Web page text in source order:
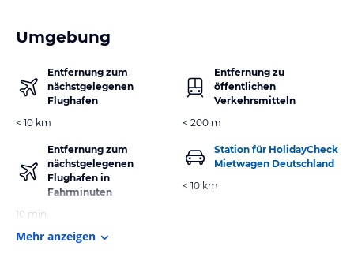
Umgebung
Entfernung zum
nächstgelegenen
Flughafen
< 10 km
Entfernung zum
nächstgelegenen
Flughafen in
Fahrminuten
10 min
Entfernung zu
öffentlichen
Verkehrsmitteln
< 200 m
Station für HolidayCheck
Mietwagen Deutschland
< 10 km
Mehr anzeigen